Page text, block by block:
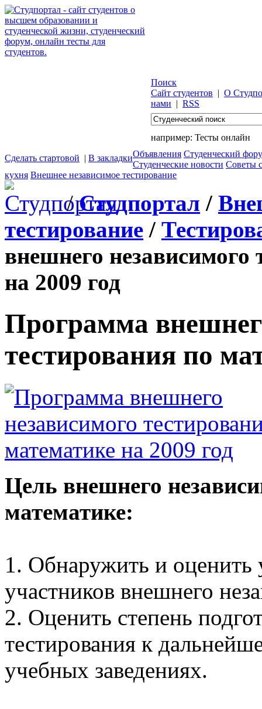
Поиск
Сайт студентов | О
нами | RSS
например: Тесты онлайн
Сделать стартовой | В закладкиОбъявления Студенческий
Студенческие новости Советы
кухня Внешнее независимое тестирование
/Студпортал /
тестирование /
внешнего независимого
на 2009 год
Программа
тестирования по
Цель внешнего
математике:
1. Обнаружить и
участников внешнего
2. Оценить степень
тестирования к
учебных заведениях.